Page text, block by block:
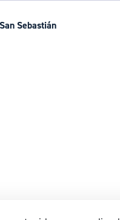
Sebastián